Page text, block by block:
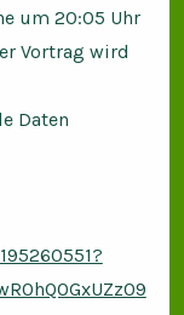
um 20:05 Uhr
Vortrag wird
Daten